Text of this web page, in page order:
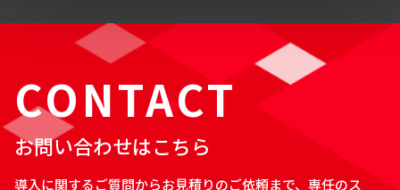
CONTACT
お問い合わせはこちら
導入に関するご質問からお見積りのご依頼まで、専任のス